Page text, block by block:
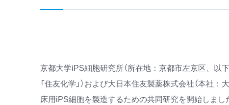
京都大学iPS細胞研究所（所在地：京都市左京区、以下
「住友化学」）および大日本住友製薬株式会社（本社
床用iPS細胞を製造するための共同研究を開始しまし